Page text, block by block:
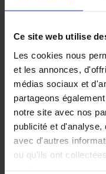
Ce site web utilise
Les cookies nous
et les annonces,
médias sociaux et
partageons
notre site avec nos
publicité et
avec d'autres
ou qu'ils ont
Tostain &
Empreintes
JOCO